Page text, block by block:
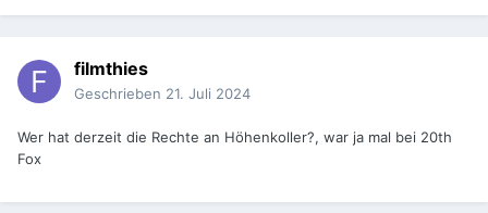
filmthies
Geschrieben 21. Juli 2024
Wer hat derzeit die Rechte an Höhenkoller?, war ja mal bei 20th
Fox